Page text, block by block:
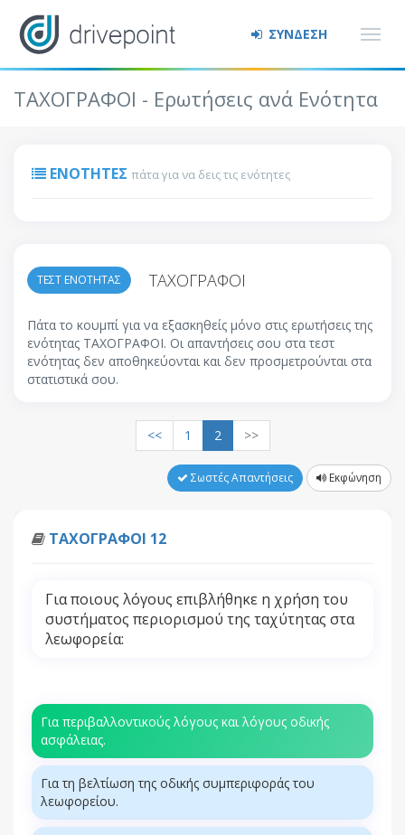
ΣΥΝΔΕΣΗ
ΤΑΧΟΓΡΑΦΟΙ - Ερωτήσεις ανά Ενότητα
ΕΝΌΤΗΤΕΣ πάτα για να δεις τις ενότητες
ΤΕΣΤ ΕΝΟΤΗΤΑΣ ΤΑΧΟΓΡΑΦΟΙ
Πάτα το κουμπί για να εξασκηθείς μόνο στις ερωτήσεις της
ενότητας ΤΑΧΟΓΡΑΦΟΙ. Οι απαντήσεις σου στα τεστ
ενότητας δεν αποθηκεύονται και δεν προσμετρούνται στα
στατιστικά σου.
<< 1 2 >>
Σωστές Απαντήσεις Εκφώνηση
ΤΑΧΟΓΡΑΦΟΙ 12
Για ποιους λόγους επιβλήθηκε η χρήση του
συστήματος περιορισμού της ταχύτητας στα
λεωφορεία:
Για περιβαλλοντικούς λόγους και λόγους οδικής
ασφάλειας.
Για τη βελτίωση της οδικής συμπεριφοράς του
λεωφορείου.